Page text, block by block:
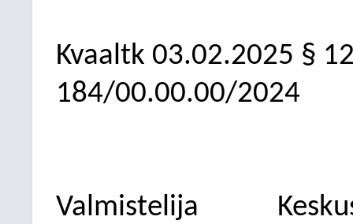
Kvaaltk 03.02.2025 §
184/00.00.00/2024
Valmistelija